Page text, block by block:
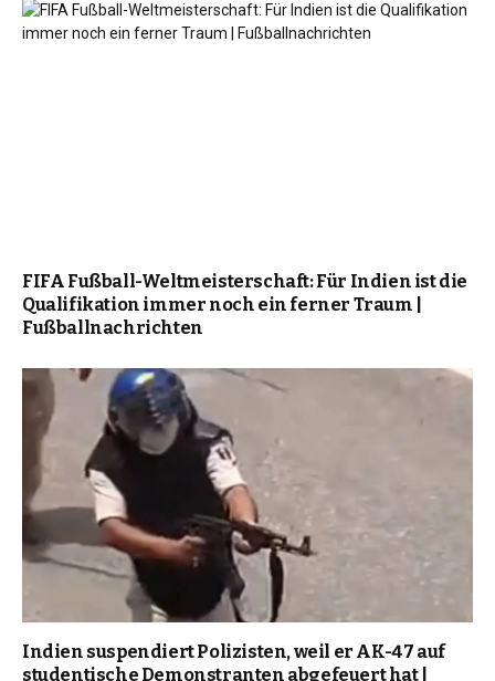
FIFA Fußball-Weltmeisterschaft: Für Indien ist die
Qualifikation immer noch ein ferner Traum |
Fußballnachrichten
Indien suspendiert Polizisten, weil er AK-47 auf
studentische Demonstranten abgefeuert hat |